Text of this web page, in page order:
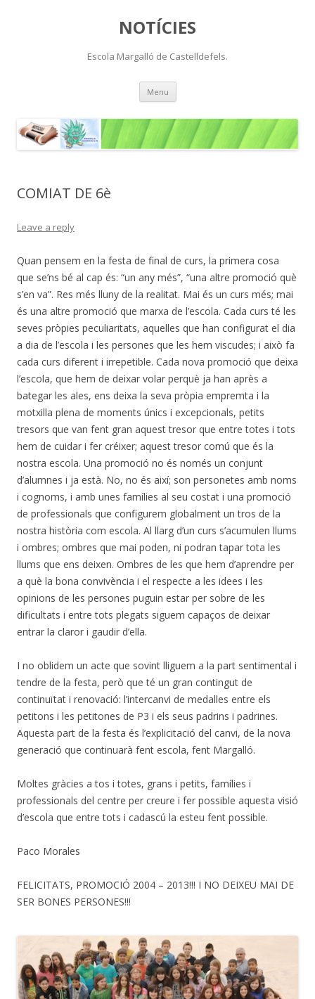
NOTÍCIES
Escola Margalló de Castelldefels.
Menu Skip
content
COMIAT DE 6è
Leave a reply
Quan pensem en la festa de final de curs, la primera cosa
que se’ns bé al cap és: “un any més”, “una altre promoció què
s’en va”. Res més lluny de la realitat. Mai és un curs més; mai
és una altre promoció que marxa de l’escola. Cada curs té les
seves pròpies peculiaritats, aquelles que han configurat el dia
a dia de l’escola i les persones que les hem viscudes; i això fa
cada curs diferent i irrepetible. Cada nova promoció que deixa
l’escola, que hem de deixar volar perquè ja han après a
bategar les ales, ens deixa la seva pròpia empremta i la
motxilla plena de moments únics i excepcionals, petits
tresors que van fent gran aquest tresor que entre totes i tots
hem de cuidar i fer créixer; aquest tresor comú que és la
nostra escola. Una promoció no és només un conjunt
d’alumnes i ja està. No, no és així; son personetes amb noms
i cognoms, i amb unes famílies al seu costat i una promoció
de professionals que configurem globalment un tros de la
nostra història com escola. Al llarg d’un curs s’acumulen llums
i ombres; ombres que mai poden, ni podran tapar tota les
llums que ens deixen. Ombres de les que hem d’aprendre per
a què la bona convivència i el respecte a les idees i les
opinions de les persones puguin estar per sobre de les
dificultats i entre tots plegats siguem capaços de deixar
entrar la claror i gaudir d’ella.
I no oblidem un acte que sovint lliguem a la part sentimental i
tendre de la festa, però que té un gran contingut de
continuïtat i renovació: l’intercanvi de medalles entre els
petitons i les petitones de P3 i els seus padrins i padrines.
Aquesta part de la festa és l’explicitació del canvi, de la nova
generació que continuarà fent escola, fent Margalló.
Moltes gràcies a tos i totes, grans i petits, famílies i
professionals del centre per creure i fer possible aquesta visió
d’escola que entre tots i cadascú la esteu fent possible.
Paco Morales
FELICITATS, PROMOCIÓ 2004 – 2013!!! I NO DEIXEU MAI DE
SER BONES PERSONES!!!